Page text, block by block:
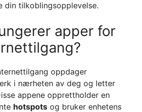
din tilkoblingsopplevelse.
apper for
oppdager
i nærheten av deg og letter
appene opprettholder en
hotspots og bruker enhetens